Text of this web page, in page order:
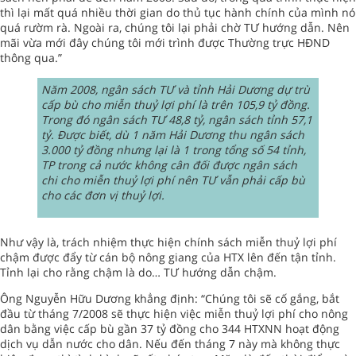
thì lại mất quá nhiều thời gian do thủ tục hành chính của mình nó
quá rườm rà. Ngoài ra, chúng tôi lại phải chờ TƯ hướng dẫn. Nên
mãi vừa mới đây chúng tôi mới trình được Thường trực HĐND
thông qua.”
Năm 2008, ngân sách TƯ và tỉnh Hải Dương dự trù
cấp bù cho miễn thuỷ lợi phí là trên 105,9 tỷ đồng.
Trong đó ngân sách TƯ 48,8 tỷ, ngân sách tỉnh 57,1
tỷ. Được biết, dù 1 năm Hải Dương thu ngân sách
3.000 tỷ đồng nhưng lại là 1 trong tổng số 54 tỉnh,
TP trong cả nước không cân đối được ngân sách
chi cho miễn thuỷ lợi phí nên TƯ vẫn phải cấp bù
cho các đơn vị thuỷ lợi.
Như vậy là, trách nhiệm thực hiện chính sách miễn thuỷ lợi phí
chậm được đẩy từ cán bộ nông giang của HTX lên đến tận tỉnh.
Tỉnh lại cho rằng chậm là do… TƯ hướng dẫn chậm.
Ông Nguyễn Hữu Dương khẳng định: “Chúng tôi sẽ cố gắng, bắt
đầu từ tháng 7/2008 sẽ thực hiện việc miễn thuỷ lợi phí cho nông
dân bằng việc cấp bù gần 37 tỷ đồng cho 344 HTXNN hoạt động
dịch vụ dẫn nước cho dân. Nếu đến tháng 7 này mà không thực